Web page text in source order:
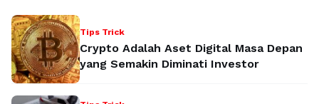
Tips Trick
Crypto Adalah Aset Digital Masa Depan
yang Semakin Diminati Investor